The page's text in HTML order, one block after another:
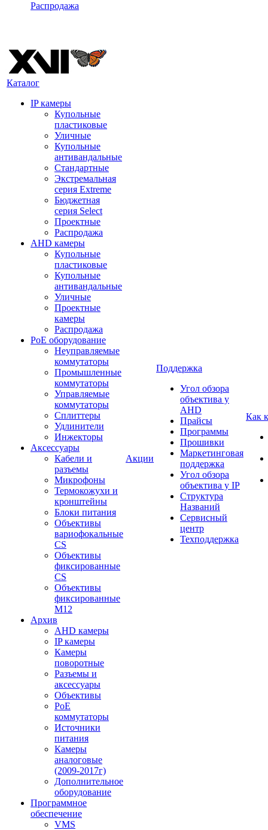
Распродажа
Каталог
IP камеры
Купольные
пластиковые
Уличные
Купольные
антивандальные
Стандартные
Экстремальная
серия Extreme
Бюджетная
серия Select
Проектные
Распродажа
AHD камеры
Купольные
пластиковые
Купольные
антивандальные
Уличные
Проектные
камеры
Распродажа
PoE оборудование
Неуправляемые
коммутаторы
Промышленные
коммутаторы
Управляемые
коммутаторы
Сплиттеры
Удлинители
Инжекторы
Аксессуары
Кабели и
разъемы
Микрофоны
Термокожухи и
кронштейны
Блоки питания
Объективы
вариофокальные
CS
Объективы
фиксированные
CS
Объективы
фиксированные
М12
Архив
AHD камеры
IP камеры
Камеры
поворотные
Разъемы и
аксессуары
Объективы
PoE
коммутаторы
Источники
питания
Камеры
аналоговые
(2009-2017г)
Дополнительное
оборудование
Программное
обеспечение
VMS
Акции
Поддержка
Угол обзора
объектива у
AHD
Прайсы
Программы
Прошивки
Маркетинговая
поддержка
Угол обзора
объектива у IP
Структура
Названий
Сервисный
центр
Техподдержка
Как